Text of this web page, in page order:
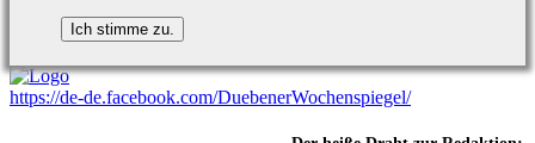
https://de-de.facebook.com/DuebenerWochenspiegel/